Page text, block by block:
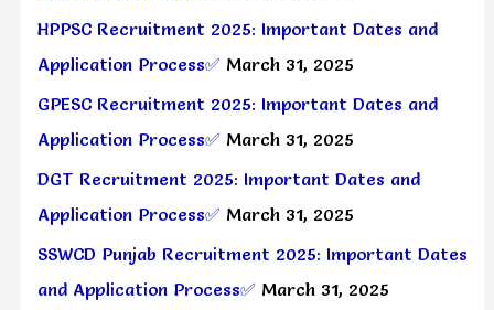
HPPSC Recruitment 2025: Important Dates and
Application Process✅ March 31, 2025
GPESC Recruitment 2025: Important Dates and
Application Process✅ March 31, 2025
DGT Recruitment 2025: Important Dates and
Application Process✅ March 31, 2025
SSWCD Punjab Recruitment 2025: Important Dates
and Application Process✅ March 31, 2025